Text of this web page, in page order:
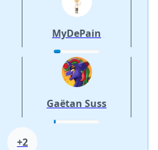
MyDePain
Gaëtan Suss
+2